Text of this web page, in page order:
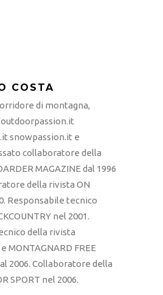
COSTA
di montagna,
snowpassion.it e
collaboratore della
MAGAZINE dal 1996
della rivista ON
Responsabile tecnico
nel 2001.
della rivista
MONTAGNARD FREE
al 2006. Collaboratore della
SPORT nel 2006.